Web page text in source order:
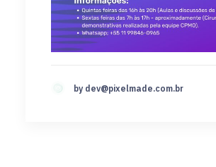
by dev@pixelmade.com.br